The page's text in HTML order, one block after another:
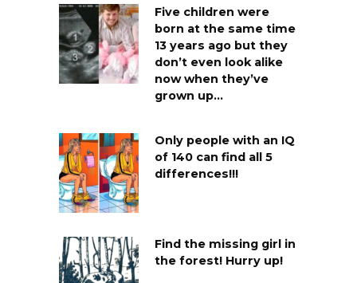
Five children were
born at the same time
13 years ago but they
don’t even look alike
now when they’ve
grown up…
Only people with an IQ
of 140 can find all 5
differences!!!
Find the missing girl in
the forest! Hurry up!